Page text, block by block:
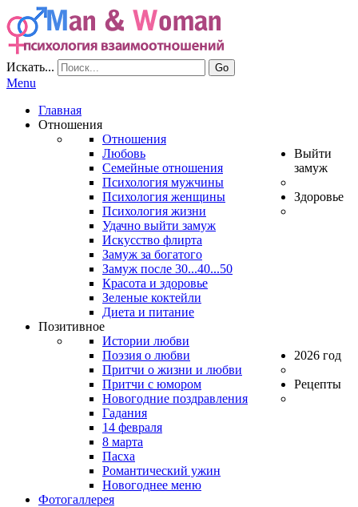
Искать... Go
Menu
Главная
Отношения
Отношения
Любовь
Семейные отношения
Психология мужчины
Психология женщины
Психология жизни
Выйти
замуж
Удачно выйти замуж
Искусство флирта
Замуж за богатого
Замуж после 30...40...50
Здоровье
Красота и здоровье
Зеленые коктейли
Диета и питание
Позитивное
Истории любви
Поэзия о любви
Притчи о жизни и любви
Притчи с юмором
2026 год
Новогодние поздравления
Гадания
14 февраля
8 марта
Рецепты
Пасха
Романтический ужин
Новогоднее меню
Фотогаллерея